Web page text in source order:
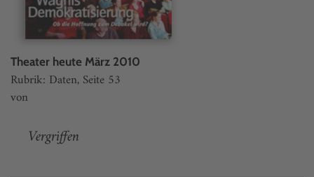
Theater heute März 2010
Rubrik: Daten, Seite 53
von
Vergriffen